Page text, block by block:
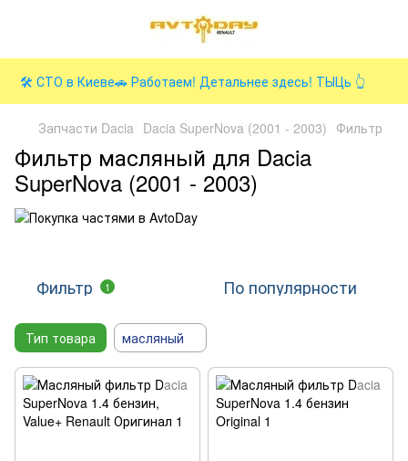
🛠️ СТО в Киеве🚗 Работаем! Детальнее здесь! ТЫЦь 👆
Запчасти Dacia Dacia SuperNova (2001 - 2003) Фильтр
Фильтр масляный для Dacia
SuperNova (2001 - 2003)
Фильтр 1 По популярности
Тип товара масляный